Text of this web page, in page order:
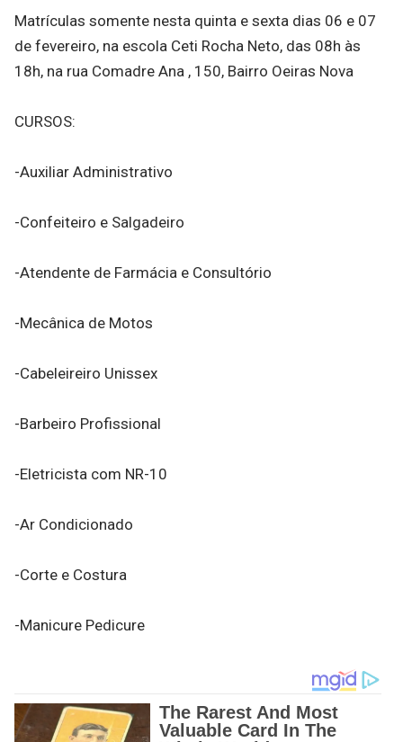
Matrículas somente nesta quinta e sexta dias 06 e 07
de fevereiro, na escola Ceti Rocha Neto, das 08h às
18h, na rua Comadre Ana , 150, Bairro Oeiras Nova
CURSOS:
-Auxiliar Administrativo
-Confeiteiro e Salgadeiro
-Atendente de Farmácia e Consultório
-Mecânica de Motos
-Cabeleireiro Unissex
-Barbeiro Profissional
-Eletricista com NR-10
-Ar Condicionado
-Corte e Costura
-Manicure Pedicure